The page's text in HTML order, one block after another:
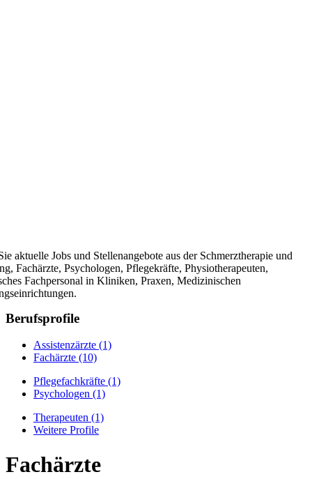
aktuelle Jobs und Stellenangebote aus der Schmerztherapie und
Fachärzte, Psychologen, Pflegekräfte, Physiotherapeuten,
Fachpersonal in Kliniken, Praxen, Medizinischen
Berufsprofile
Assistenzärzte (1)
Fachärzte (10)
Pflegefachkräfte (1)
Psychologen (1)
Therapeuten (1)
Weitere Profile
Fachärzte